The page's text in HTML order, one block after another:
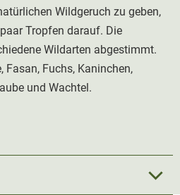
Wildgeruch zu geben,
Tropfen darauf. Die
Wildarten abgestimmt.
Fasan, Fuchs, Kaninchen,
und Wachtel.